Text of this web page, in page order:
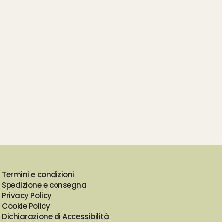
Termini e condizioni
Spedizione e consegna
Privacy Policy
Cookie Policy
Dichiarazione di Accessibilità